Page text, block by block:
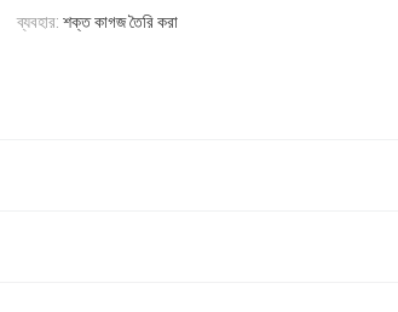
ব্যবহার: শক্ত কাগজ তৈরি করা